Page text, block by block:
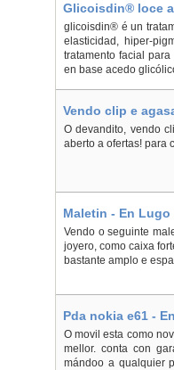
Glicoisdin® loce
Bóveda
glicoisdin® é un
elasticidad, hiper-
tratamento facial
en base acedo
Vendo clip e
O devandito, vendo
aberto a ofertas! para
Maletin - En Lugo
Vendo o seguinte
joyero, como caixa
bastante amplo e
Pda nokia e61 -
O movil esta como
mellor. conta con
mándoo a qualquier